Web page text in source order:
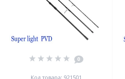
0
Код товара: 921501